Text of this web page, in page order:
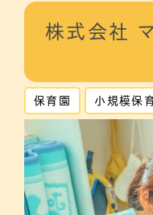
株式会社
保育園 小規模保